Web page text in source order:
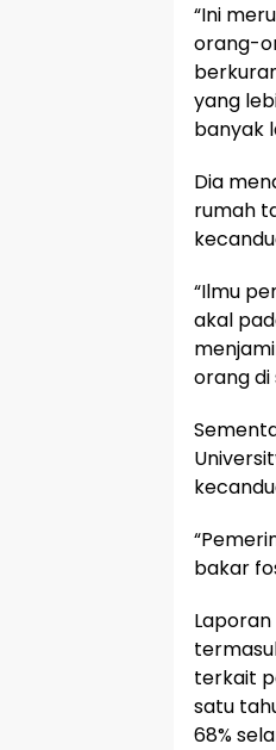
“Ini
orang-
yang
banyak
Dia
rumah
“Ilmu
akal
orang di
bakar
terkait
satu
68%